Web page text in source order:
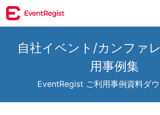
自社イベント/カンファ
用事例集
EventRegist ご利用事例資料ダ